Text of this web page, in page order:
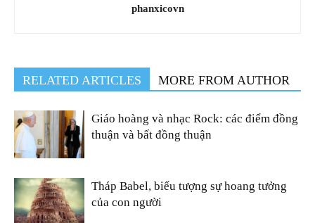
phanxicovn
RELATED ARTICLES MORE FROM AUTHOR
Giáo hoàng và nhạc Rock: các điểm đồng
thuận và bất đồng thuận
Tháp Babel, biểu tượng sự hoang tưởng
của con người